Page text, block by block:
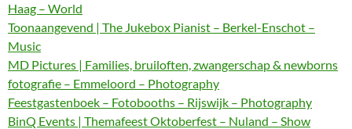
Haag – World
Toonaangevend | The Jukebox Pianist – Berkel-Enschot –
Music
MD Pictures | Families, bruiloften, zwangerschap & newborns
fotografie – Emmeloord – Photography
Feestgastenboek – Fotobooths – Rijswijk – Photography
BinQ Events | Themafeest Oktoberfest – Nuland – Show